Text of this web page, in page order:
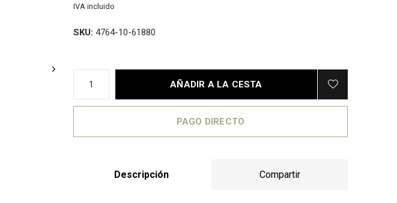
IVA incluido
SKU: 4764-10-61880
AÑADIR A LA CESTA
PAGO DIRECTO
Descripción Compartir